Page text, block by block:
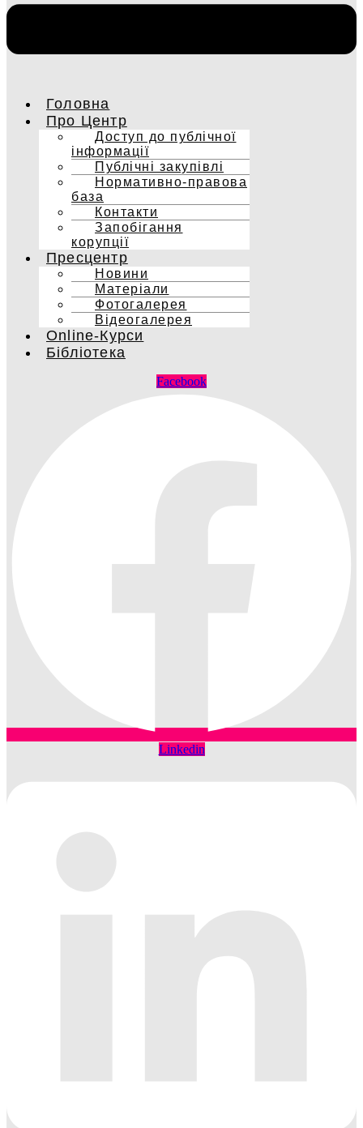
Головна
Про Центр
Доступ до публічної
інформації
Публічні закупівлі
Нормативно-правова
база
Контакти
Запобігання
корупції
Пресцентр
Новини
Матеріали
Фотогалерея
Відеогалерея
Online-Курси
Бібліотека
Facebook
Linkedin